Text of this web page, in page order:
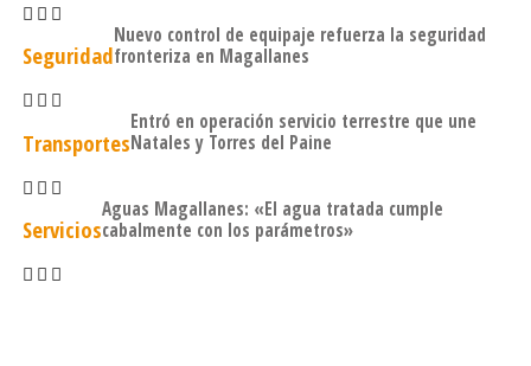
Seguridad
Nuevo control de equipaje refuerza la seguridad
fronteriza en Magallanes
Transportes
Entró en operación servicio terrestre que une
Natales y Torres del Paine
Servicios
Aguas Magallanes: «El agua tratada cumple
cabalmente con los parámetros»